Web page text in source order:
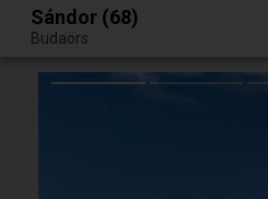
Egy jó randiból bármi lehet.
Sándor (68)
Budaörs